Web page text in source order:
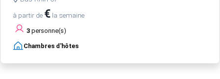
à partir de € la semaine
3 personne(s)
Chambres d'hôtes